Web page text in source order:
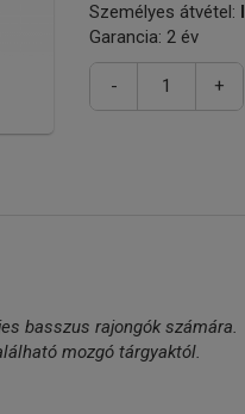
Személyes átvétel:
Garancia: 2 év
- +
basszus rajongók számára.
mozgó tárgyaktól.